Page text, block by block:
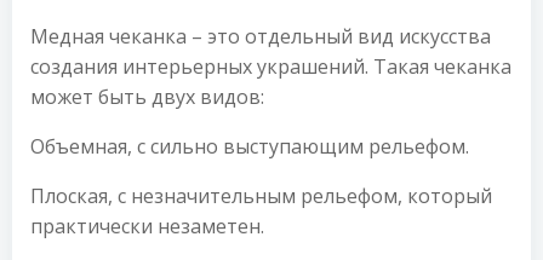
Медная чеканка – это отдельный вид искусства
создания интерьерных украшений. Такая чеканка
может быть двух видов:
Объемная, с сильно выступающим рельефом.
Плоская, с незначительным рельефом, который
практически незаметен.